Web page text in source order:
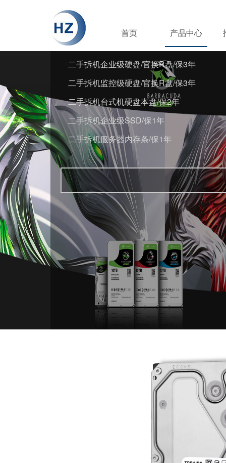
首页 产品中心
二手拆机企业级硬盘/官换R盘/保3年
二手拆机监控级硬盘/官换R盘/保3年
二手拆机台式机硬盘本盘/保2年
二手拆机企业级SSD/保1年
二手拆机服务器内存条/保1年